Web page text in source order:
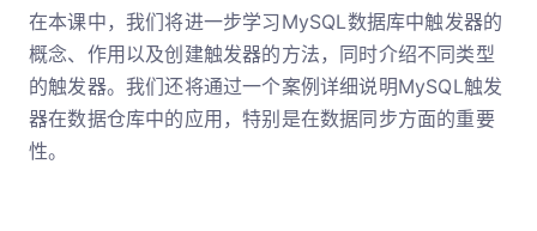
在本课中，我们将进一步学习MySQL数据库中触发器的
概念、作用以及创建触发器的方法，同时介绍不同类型
的触发器。我们还将通过一个案例详细说明MySQL触发
器在数据仓库中的应用，特别是在数据同步方面的重要
性。